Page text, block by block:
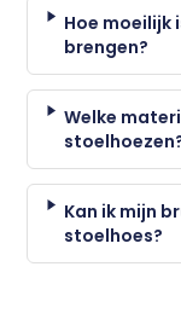
Hoe moeilijk
brengen?
Welke
Kan ik mijn
stoelhoes?